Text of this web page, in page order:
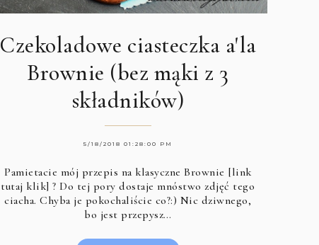
Czekoladowe ciasteczka a'la
Brownie (bez mąki z 3
składników)
5/18/2018 01:28:00 PM
Pamietacie mój przepis na klasyczne Brownie [link
tutaj klik] ? Do tej pory dostaje mnóstwo zdjęć tego
ciacha. Chyba je pokochaliście co?:) Nic dziwnego,
bo jest przepysz…